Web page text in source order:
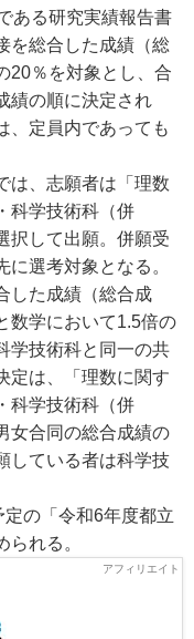
ある研究実績報告書
を総合した成績（総
20％を対象とし、合
績の順に決定され
、定員内であっても
は、志願者は「理数
科学技術科（併
択して出願。併願受
選考対象となる。
した成績（総合成
数学において1.5倍の
学技術科と同一の共
定は、「理数に関す
科学技術科（併
女合同の総合成績の
している者は科学技
の「令和6年度都立
れる。